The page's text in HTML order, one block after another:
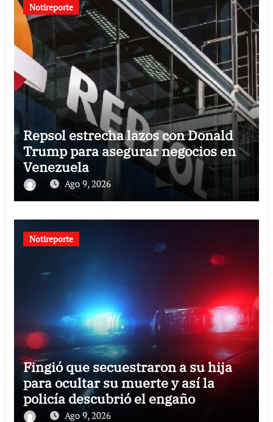
Notireporte
Repsol estrecha lazos con Donald
Trump para asegurar negocios en
Venezuela
Ago 9, 2026
Notireporte
Fingió que secuestraron a su hija
para ocultar su muerte y así la
policía descubrió el engaño
Ago 9, 2026